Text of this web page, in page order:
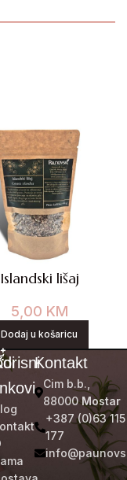
Islandski lišaj
5,00 KM
Dodaj u košaricu
Kontakt
Cim b.b.,
88000Mostar
+387 (0)63 115
177